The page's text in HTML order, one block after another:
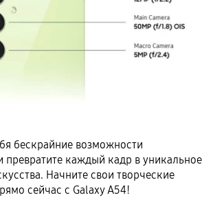
бескрайние возможности
превратите каждый кадр в уникальное
Начните свои творческие
сейчас с Galaxy A54!